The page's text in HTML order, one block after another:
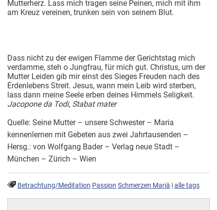
Mutterherz. Lass mich tragen seine Peinen, mich mit ihm
am Kreuz vereinen, trunken sein von seinem Blut.
Dass nicht zu der ewigen Flamme der Gerichtstag mich
verdamme, steh o Jungfrau, für mich gut. Christus, um der
Mutter Leiden gib mir einst des Sieges Freuden nach des
Erdenlebens Streit. Jesus, wann mein Leib wird sterben,
lass dann meine Seele erben deines Himmels Seligkeit.
Jacopone da Todi, Stabat mater
Quelle: Seine Mutter – unsere Schwester – Maria
kennenlernen mit Gebeten aus zwei Jahrtausenden –
Hersg.: von Wolfgang Bader – Verlag neue Stadt –
München – Zürich – Wien
Betrachtung/Meditation Passion Schmerzen Mariä |alle tags